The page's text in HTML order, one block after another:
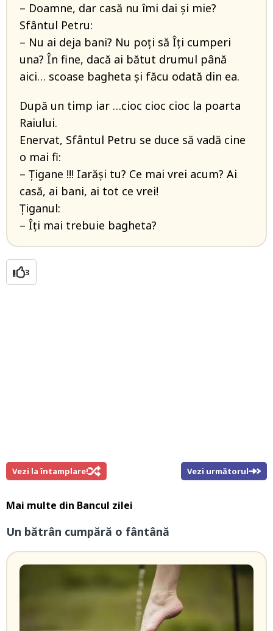
– Doamne, dar casă nu îmi dai și mie?
Sfântul Petru:
– Nu ai deja bani? Nu poți să Îți cumperi
una? În fine, dacă ai bătut drumul până
aici… scoase bagheta și făcu odată din ea.
După un timp iar …cioc cioc cioc la poarta
Raiului.
Enervat, Sfântul Petru se duce să vadă cine
o mai fi:
– Țigane !!! Iarăși tu? Ce mai vrei acum? Ai
casă, ai bani, ai tot ce vrei!
Țiganul:
– Îți mai trebuie bagheta?
3
Vezi la întamplare! Vezi următorul
Mai multe din Bancul zilei
Un bătrân cumpără o fântână